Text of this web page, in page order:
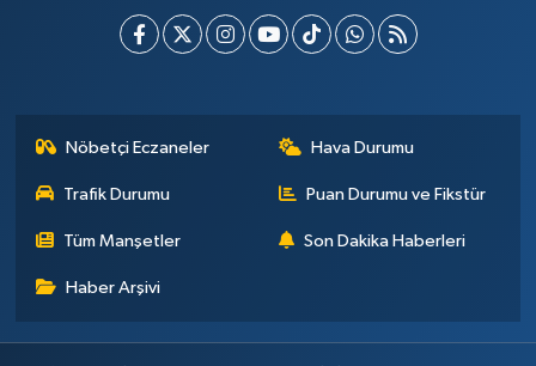
Nöbetçi Eczaneler Hava Durumu
Trafik Durumu Puan Durumu ve Fikstür
Tüm Manşetler Son Dakika Haberleri
Haber Arşivi